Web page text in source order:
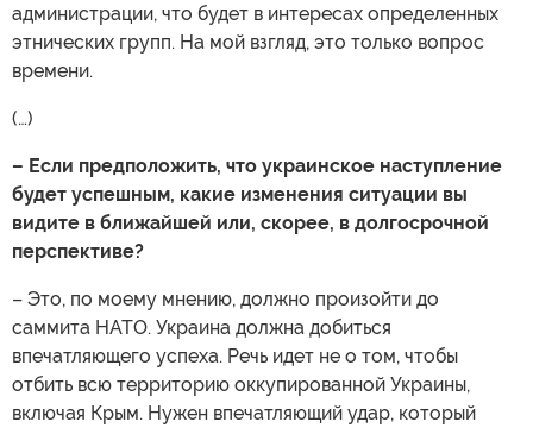
администрации, что будет в интересах определенных
этнических групп. На мой взгляд, это только вопрос
времени.
(…)
– Если предположить, что украинское наступление
будет успешным, какие изменения ситуации вы
видите в ближайшей или, скорее, в долгосрочной
перспективе?
– Это, по моему мнению, должно произойти до
саммита НАТО. Украина должна добиться
впечатляющего успеха. Речь идет не о том, чтобы
отбить всю территорию оккупированной Украины,
включая Крым. Нужен впечатляющий удар, который